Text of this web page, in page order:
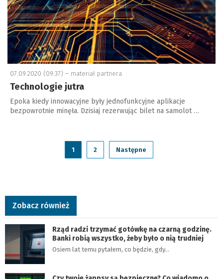
07.09.2020 (09:37) – materiał partnera
Technologie jutra
Epoka kiedy innowacyjne były jednofunkcyjne aplikacje
bezpowrotnie minęła. Dzisiaj rezerwując bilet na samolot …
1 2 Następne
Zobacz również
Rząd radzi trzymać gotówkę na czarną godzinę.
Banki robią wszystko, żeby było o nią trudniej
Osiem lat temu pytałem, co będzie, gdy…